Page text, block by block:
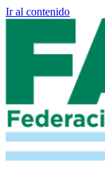
Ir al contenido